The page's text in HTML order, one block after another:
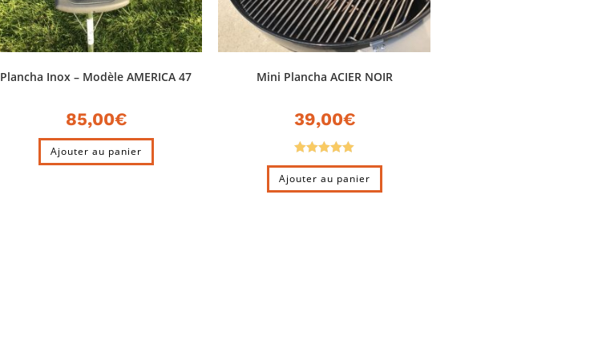
Plancha Inox – Modèle AMERICA 47
85,00€
Ajouter au panier
Mini Plancha ACIER NOIR
39,00€
Note5.00
sur 5
Ajouter au panier